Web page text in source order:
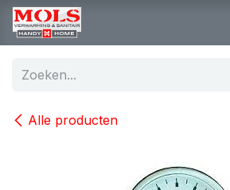
Overslaan naar inhoud
Alle producten